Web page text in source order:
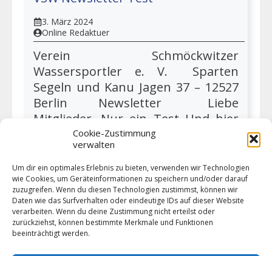
Cookie-Zustimmung
verwalten
Um dir ein optimales Erlebnis zu bieten, verwenden wir Technologien
wie Cookies, um Geräteinformationen zu speichern und/oder darauf
zuzugreifen. Wenn du diesen Technologien zustimmst, können wir
Daten wie das Surfverhalten oder eindeutige IDs auf dieser Website
verarbeiten. Wenn du deine Zustimmung nicht erteilst oder
zurückziehst, können bestimmte Merkmale und Funktionen
beeinträchtigt werden.
3. März 2024
Online Redaktuer
Verein Schmöckwitzer
Wassersportler e. V. Sparten
Segeln und Kanu Jagen 37 – 12527
Berlin Newsletter Liebe
Mitglieder, Nur ein Test Und hier
der Text Heading 2 News Text mit
sportlichen Grüßen Der Vorstand
Verein Schmöckwitzer
Wassersportler e.V. Jagen 3712527
Berlin http://www.vsw-segeln.de/